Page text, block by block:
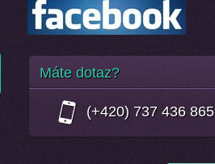
Máte dotaz?
(+420) 737 436 865